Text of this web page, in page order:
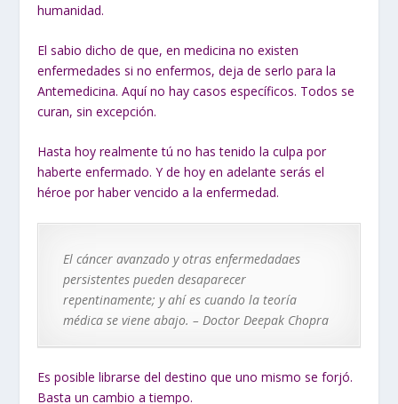
humanidad.
El sabio dicho de que, en medicina no existen
enfermedades si no enfermos, deja de serlo para la
Antemedicina. Aquí no hay casos específicos. Todos se
curan, sin excepción.
Hasta hoy realmente tú no has tenido la culpa por
haberte enfermado. Y de hoy en adelante serás el
héroe por haber vencido a la enfermedad.
El cáncer avanzado y otras enfermedadaes
persistentes pueden desaparecer
repentinamente; y ahí es cuando la teoría
médica se viene abajo. – Doctor Deepak Chopra
Es posible librarse del destino que uno mismo se forjó.
Basta un cambio a tiempo.